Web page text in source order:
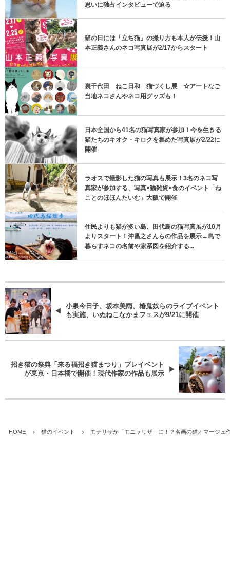
思いに独占インタビューで迫る
猫の日には「立ち猫」の撮り方も本人が伝授！山
本正義さんのネコ写真展が2/17からスタート
裏千代田 ねこ日和 猫づくし展 ☆アートなご
当地ネコさんやネコ用グッズも！
日本全国から41名の猫写真家が参加！今を生きる
猫たちのキオク・キロクを集めた写真展が2/22に
開催
ラオスで撮影した猫の写真も展示！3名のネコ写
真家が参加する、写真×猫雑貨×食のイベント「ね
ことのほほんたいむ」大阪で開催
住民よりも猫が多い島、田代島の猫写真展が10月
よりスタート！沖昌之さんらの作品を展示→島で
暮らすネコの名前や家系図を紹介する...
小泉今日子、坂本美雨、椿鬼奴らのライブイベント
も実施、いぬねこなかまフェスが9/21に開催
招き猫の祭典「来る福招き猫まつり」プレイベント
が東京・日本橋で開催！現代作家の作品も展示
HOME 猫のイベント モナリザが「モニャリザ」に！？名画の猫オマージュ